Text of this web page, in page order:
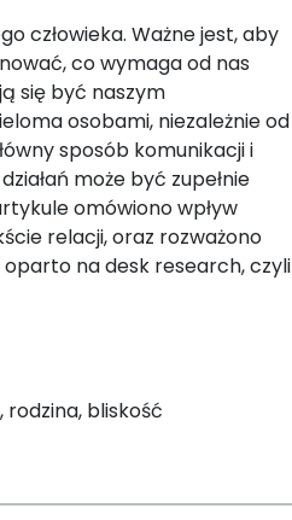
człowieka. Ważne jest, aby
co wymaga od nas
się być naszym
osobami, niezależnie od
sposób komunikacji i
może być zupełnie
omówiono wpływ
relacji, oraz rozważono
oparto na desk research, czyli
bliskość